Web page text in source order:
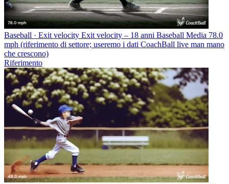
Baseball · Exit velocity Exit velocity – 18 anni Baseball Media 78.0
mph (riferimento di settore; useremo i dati CoachBall live man mano
che crescono)
Riferimento